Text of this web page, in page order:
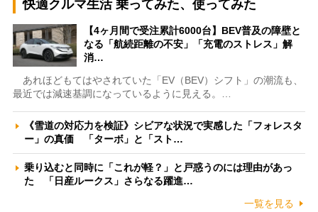
快適クルマ生活 乗ってみた、使ってみた
【4ヶ月間で受注累計6000台】BEV普及の障壁と
なる「航続距離の不安」「充電のストレス」解
消…
あれほどもてはやされていた「EV（BEV）シフト」の潮流も、
最近では減速基調になっているように見える。…
《雪道の対応力を検証》シビアな状況で実感した「フォレスタ
ー」の真価 「ターボ」と「スト…
乗り込むと同時に「これが軽？」と戸惑うのには理由があっ
た 「日産ルークス」さらなる躍進…
一覧を見る